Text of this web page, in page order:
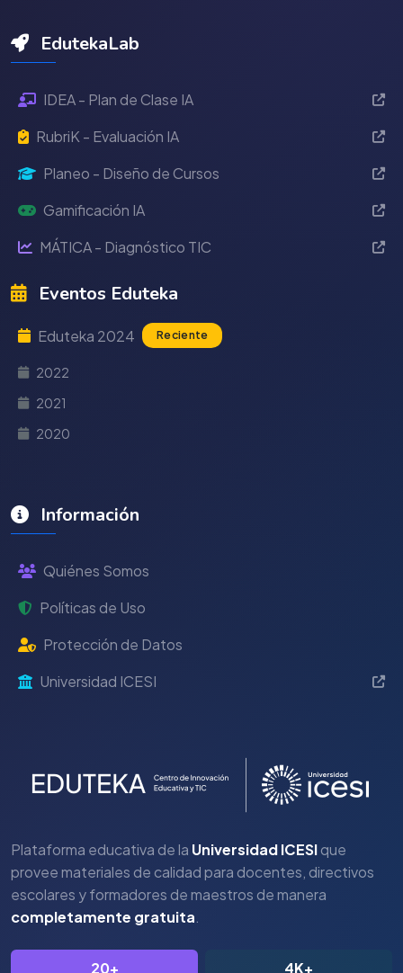
EdutekaLab
IDEA - Plan de Clase IA
RubriK - Evaluación IA
Planeo - Diseño de Cursos
Gamificación IA
MÁTICA - Diagnóstico TIC
Eventos Eduteka
Eduteka 2024 Reciente
2022
2021
2020
Información
Quiénes Somos
Políticas de Uso
Protección de Datos
Universidad ICESI
Plataforma educativa de la Universidad ICESIque
provee materiales de calidad para docentes, directivos
escolares y formadores de maestros de manera
completamente gratuita.
20+ 4K+